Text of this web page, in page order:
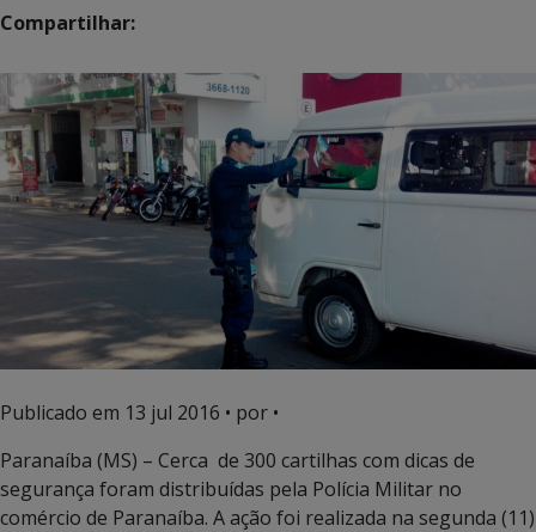
Compartilhar:
Publicado em 13 jul 2016 • por •
Paranaíba (MS) – Cerca de 300 cartilhas com dicas de
segurança foram distribuídas pela Polícia Militar no
comércio de Paranaíba. A ação foi realizada na segunda (11)